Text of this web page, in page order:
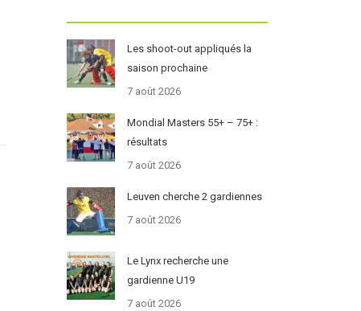
Les shoot-out appliqués la
saison prochaine
7 août 2026
Mondial Masters 55+ – 75+ :
résultats
7 août 2026
Leuven cherche 2 gardiennes
7 août 2026
Le Lynx recherche une
gardienne U19
7 août 2026